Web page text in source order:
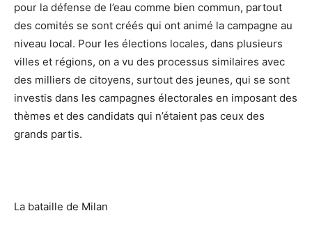
pour la défense de l’eau comme bien commun, partout
des comités se sont créés qui ont animé la campagne au
niveau local. Pour les élections locales, dans plusieurs
villes et régions, on a vu des processus similaires avec
des milliers de citoyens, surtout des jeunes, qui se sont
investis dans les campagnes électorales en imposant des
thèmes et des candidats qui n’étaient pas ceux des
grands partis.
La bataille de Milan